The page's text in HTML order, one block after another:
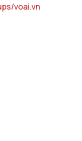
voai.vn